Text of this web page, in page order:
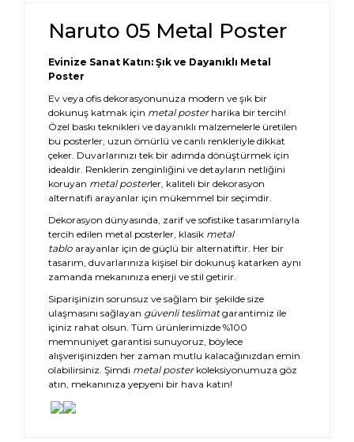
Naruto 05 Metal Poster
Evinize Sanat Katın: Şık ve Dayanıklı Metal
Poster
Ev veya ofis dekorasyonunuza modern ve şık bir
dokunuş katmak için metal posterharika bir tercih!
Özel baskı teknikleri ve dayanıklı malzemelerle üretilen
bu posterler, uzun ömürlü ve canlı renkleriyle dikkat
çeker. Duvarlarınızı tek bir adımda dönüştürmek için
idealdir. Renklerin zenginliğini ve detayların netliğini
koruyan metal posterler, kaliteli bir dekorasyon
alternatifi arayanlar için mükemmel bir seçimdir.
Dekorasyon dünyasında, zarif ve sofistike tasarımlarıyla
tercih edilen metal posterler, klasik metal
tablo arayanlar için de güçlü bir alternatiftir. Her bir
tasarım, duvarlarınıza kişisel bir dokunuş katarken aynı
zamanda mekanınıza enerji ve stil getirir.
Siparişinizin sorunsuz ve sağlam bir şekilde size
ulaşmasını sağlayan güvenli teslimatgarantimiz ile
içiniz rahat olsun. Tüm ürünlerimizde %100
memnuniyet garantisi sunuyoruz, böylece
alışverişinizden her zaman mutlu kalacağınızdan emin
olabilirsiniz. Şimdi metal posterkoleksiyonumuza göz
atın, mekanınıza yepyeni bir hava katın!